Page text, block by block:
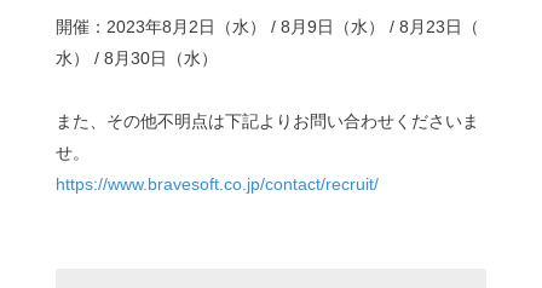
開催：2023年8月2日（水） / 8月9日（水） / 8月23日（
水） / 8月30日（水）
また、その他不明点は下記よりお問い合わせくださいま
せ。
https://www.bravesoft.co.jp/contact/recruit/